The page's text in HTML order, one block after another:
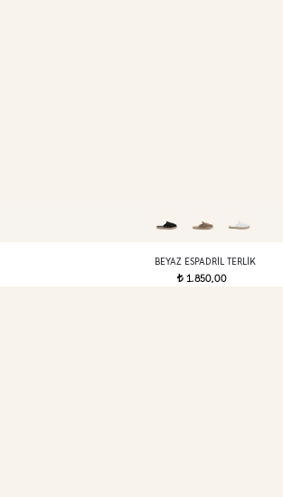
BEYAZ ESPADRIL TERLIK
t1.850,00